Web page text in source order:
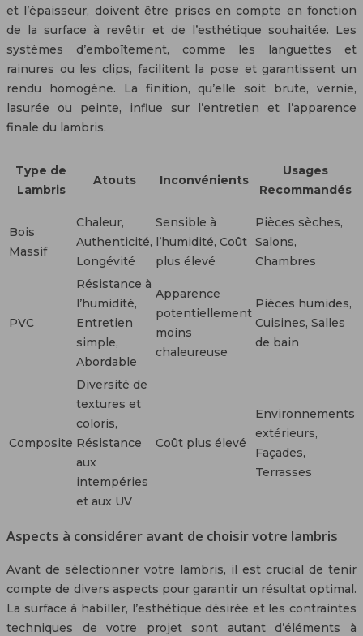
et l’épaisseur, doivent être prises en compte en fonction
de la surface à revêtir et de l’esthétique souhaitée. Les
systèmes d’emboîtement, comme les languettes et
rainures ou les clips, facilitent la pose et garantissent un
rendu homogène. La finition, qu’elle soit brute, vernie,
lasurée ou peinte, influe sur l’entretien et l’apparence
finale du lambris.
Type de
Lambris
Atouts Inconvénients
Usages
Recommandés
Bois
Massif
Chaleur,
Authenticité,
Longévité
Sensible à
l’humidité, Coût
plus élevé
Pièces sèches,
Salons,
Chambres
PVC
Résistance à
l’humidité,
Entretien
simple,
Abordable
Apparence
potentiellement
moins
chaleureuse
Pièces humides,
Cuisines, Salles
de bain
Composite
Diversité de
textures et
coloris,
Résistance
aux
intempéries
et aux UV
Coût plus élevé
Environnements
extérieurs,
Façades,
Terrasses
Aspects à considérer avant de choisir votre lambris
Avant de sélectionner votre lambris, il est crucial de tenir
compte de divers aspects pour garantir un résultat optimal.
La surface à habiller, l’esthétique désirée et les contraintes
techniques de votre projet sont autant d’éléments à